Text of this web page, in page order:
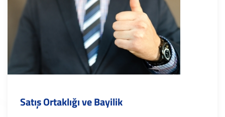
Satış Ortaklığı ve Bayilik